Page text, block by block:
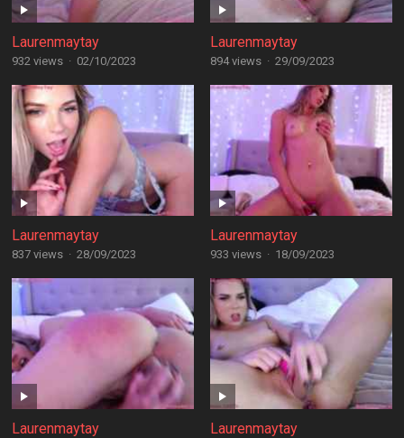
Laurenmaytay
932 views · 02/10/2023
Laurenmaytay
894 views · 29/09/2023
Laurenmaytay
837 views · 28/09/2023
Laurenmaytay
933 views · 18/09/2023
Laurenmaytay Laurenmaytay